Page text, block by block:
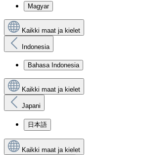
Magyar
Kaikki maat ja kielet
Indonesia
Bahasa Indonesia
Kaikki maat ja kielet
Japani
日本語
Kaikki maat ja kielet